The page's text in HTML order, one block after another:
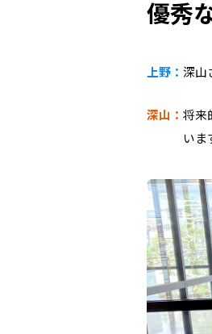
優秀
上野： 深山
深山： 将来
いま